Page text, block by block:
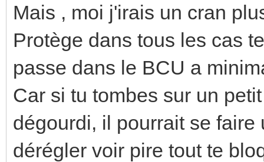
Mais , moi j'irais un cran
Protège dans tous les cas
passe dans le BCU a
Car si tu tombes sur un
dégourdi, il pourrait se
dérégler voir pire tout te